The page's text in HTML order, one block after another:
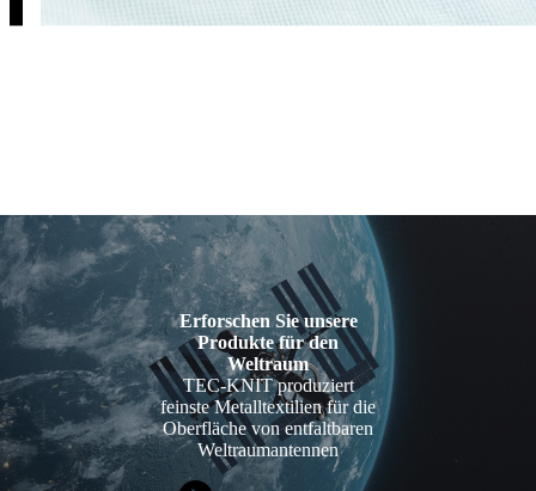
Erforschen Sie unsere
Produkte für den
Weltraum
TEC-KNIT produziert
feinste Metalltextilien für die
Oberfläche von entfaltbaren
Weltraumantennen